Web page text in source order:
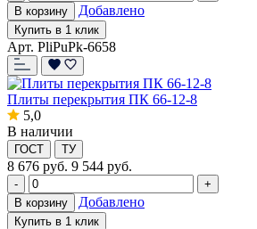
В корзину
Добавлено
Купить в 1 клик
Арт. PliPuPk-6658
Плиты перекрытия ПК 66-12-8
5,0
В наличии
ГОСТ ТУ
8 676 руб. 9 544 руб.
-
+
В корзину
Добавлено
Купить в 1 клик